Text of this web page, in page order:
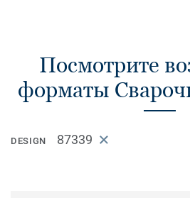
Посмотрите
форматы
DESIGN 87339